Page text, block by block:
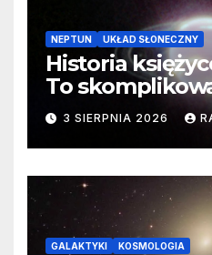
NEPTUN UKŁAD SŁONECZNY
Historia
To
3 SIERPNIA 2026
GALAKTYKI KOSMOLOGIA